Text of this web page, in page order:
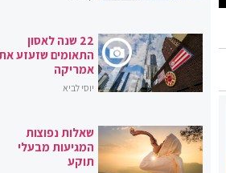
22 שנה לאסון
התאומים שזעזע
אמריקה
יוסי לביא
שאלות נפוצות
המגיעות מבעלי
תוקע